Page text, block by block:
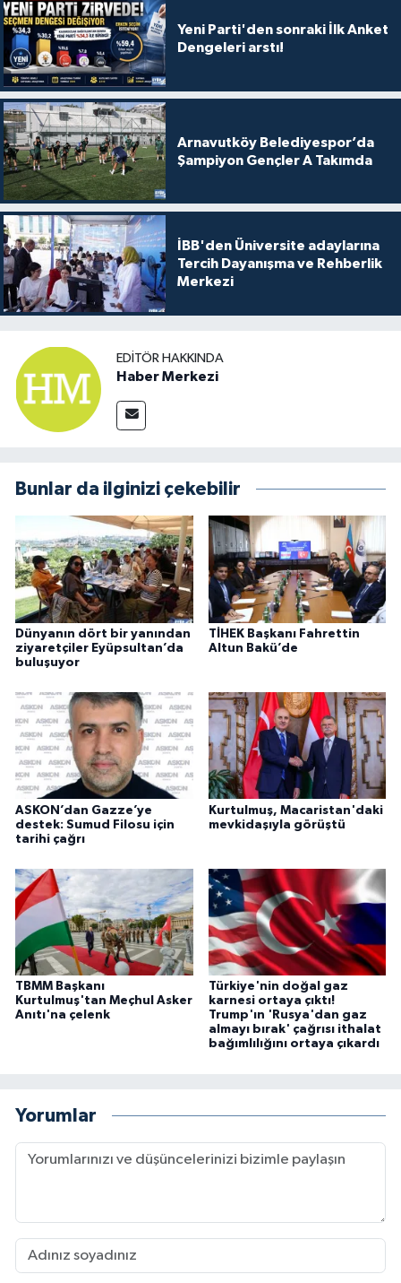
Yeni Parti'den sonraki İlk Anket
Dengeleri arstı!
Arnavutköy Belediyespor’da
Şampiyon Gençler A Takımda
İBB'den Üniversite adaylarına
Tercih Dayanışma ve Rehberlik
Merkezi
EDITÖR HAKKINDA
Haber Merkezi
Bunlar da ilginizi çekebilir
Dünyanın dört bir yanından
ziyaretçiler Eyüpsultan’da
buluşuyor
TİHEK Başkanı Fahrettin
Altun Bakü’de
ASKON’dan Gazze’ye
destek: Sumud Filosu için
tarihi çağrı
Kurtulmuş, Macaristan'daki
mevkidaşıyla görüştü
TBMM Başkanı
Kurtulmuş'tan Meçhul Asker
Anıtı'na çelenk
Türkiye'nin doğal gaz
karnesi ortaya çıktı!
Trump'ın 'Rusya'dan gaz
almayı bırak' çağrısı ithalat
bağımlılığını ortaya çıkardı
Yorumlar